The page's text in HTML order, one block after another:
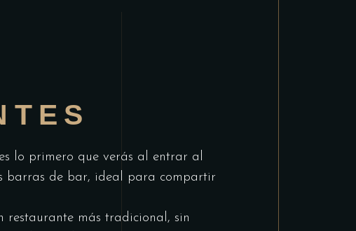
lo primero que verás al entrar al
barras de bar, ideal para compartir
restaurante más tradicional, sin